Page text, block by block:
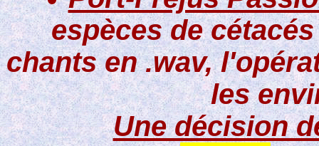
espèces de
chants en .wav,
les
Une décision